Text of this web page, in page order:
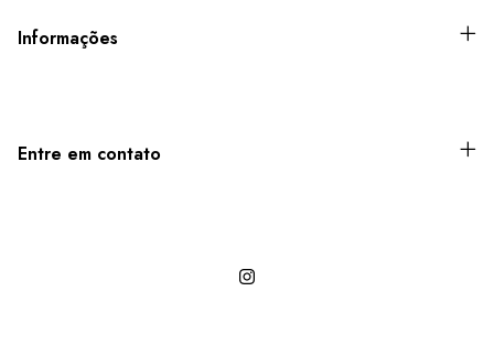
Informações
Entre em contato